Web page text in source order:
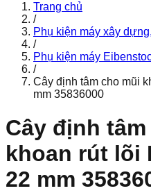
Trang chủ
/
Phụ kiện máy xây
/
Phụ kiện máy
/
Cây định tâm cho mũi
mm 35836000
Cây định
khoan rút lõi
22 mm